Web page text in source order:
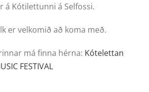
á Kótilettunni á Selfossi.
er velkomið að koma með.
má finna hérna: Kótelettan
FESTIVAL